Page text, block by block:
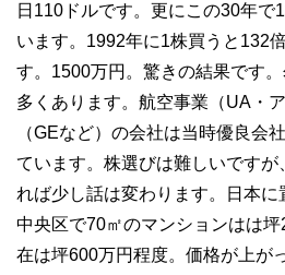
日110ドルです。更にこの30年で
います。1992年に1株買うと132
す。1500万円。驚きの結果です
多くあります。航空事業（UA・
（GEなど）の会社は当時優良会
ています。株選びは難しいです
れば少し話は変わります。日本
中央区で70㎡のマンションはは
在は坪600万円程度。価格が上が